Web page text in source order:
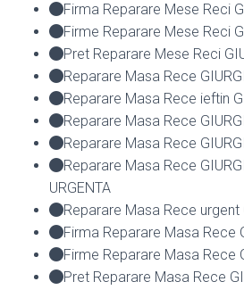
Firma Reparare Mese Reci
Firme Reparare Mese Reci
Pret Reparare Mese Reci
Reparare Masa Rece
Reparare Masa Rece ieftin
Reparare Masa Rece
Reparare Masa Rece
Reparare Masa Rece
URGENTA
Reparare Masa Rece urgent
Firma Reparare Masa Rece
Firme Reparare Masa Rece
Pret Reparare Masa Rece